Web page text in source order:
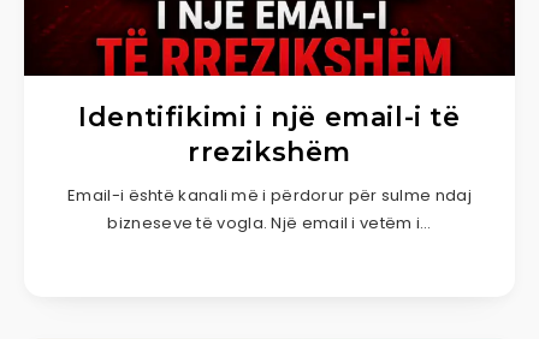
Identifikimi i një email-i të
rrezikshëm
Email-i është kanali më i përdorur për sulme ndaj
bizneseve të vogla. Një email i vetëm i…